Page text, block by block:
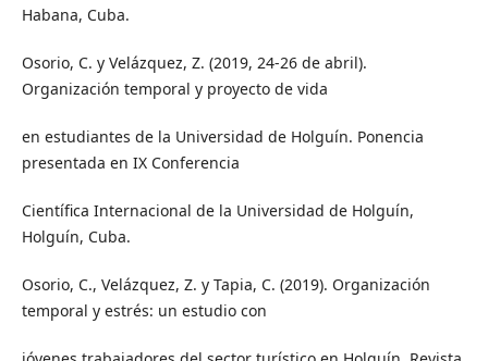
Habana, Cuba.
Osorio, C. y Velázquez, Z. (2019, 24-26 de abril).
Organización temporal y proyecto de vida
en estudiantes de la Universidad de Holguín. Ponencia
presentada en IX Conferencia
Científica Internacional de la Universidad de Holguín,
Holguín, Cuba.
Osorio, C., Velázquez, Z. y Tapia, C. (2019). Organización
temporal y estrés: un estudio con